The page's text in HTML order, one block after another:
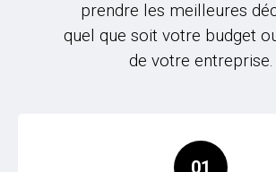
prendre les meilleures
quel que soit votre budget
de votre entreprise.